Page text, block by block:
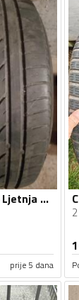
Continental - ... - Ljetnja guma
prije 5 dana